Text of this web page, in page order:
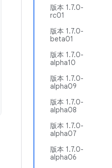
版本 1.7.0-
rc01
版本 1.7.0-
beta01
版本 1.7.0-
alpha10
版本 1.7.0-
alpha09
版本 1.7.0-
alpha08
版本 1.7.0-
alpha07
版本 1.7.0-
alpha06